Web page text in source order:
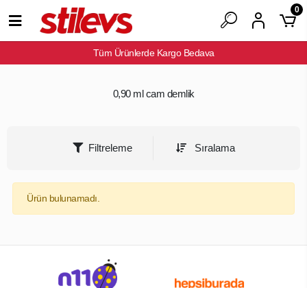
Tüm Ürünlerde Kargo Bedava
0
0,90 ml cam demlik
Filtreleme Sıralama
Ürün bulunamadı.